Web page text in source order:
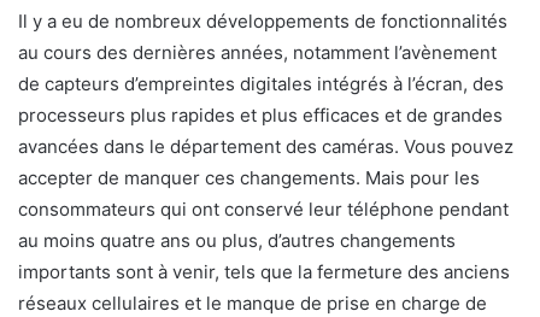
Il y a eu de nombreux développements de fonctionnalités
au cours des dernières années, notamment l’avènement
de capteurs d’empreintes digitales intégrés à l’écran, des
processeurs plus rapides et plus efficaces et de grandes
avancées dans le département des caméras. Vous pouvez
accepter de manquer ces changements. Mais pour les
consommateurs qui ont conservé leur téléphone pendant
au moins quatre ans ou plus, d’autres changements
importants sont à venir, tels que la fermeture des anciens
réseaux cellulaires et le manque de prise en charge de